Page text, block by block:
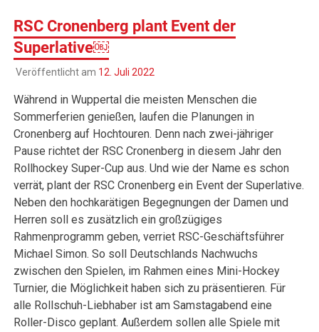
RSC Cronenberg plant Event der
Superlative￼
Veröffentlicht am 12. Juli 2022
Während in Wuppertal die meisten Menschen die
Sommerferien genießen, laufen die Planungen in
Cronenberg auf Hochtouren. Denn nach zwei-jähriger
Pause richtet der RSC Cronenberg in diesem Jahr den
Rollhockey Super-Cup aus. Und wie der Name es schon
verrät, plant der RSC Cronenberg ein Event der Superlative.
Neben den hochkarätigen Begegnungen der Damen und
Herren soll es zusätzlich ein großzügiges
Rahmenprogramm geben, verriet RSC-Geschäftsführer
Michael Simon. So soll Deutschlands Nachwuchs
zwischen den Spielen, im Rahmen eines Mini-Hockey
Turnier, die Möglichkeit haben sich zu präsentieren. Für
alle Rollschuh-Liebhaber ist am Samstagabend eine
Roller-Disco geplant. Außerdem sollen alle Spiele mit